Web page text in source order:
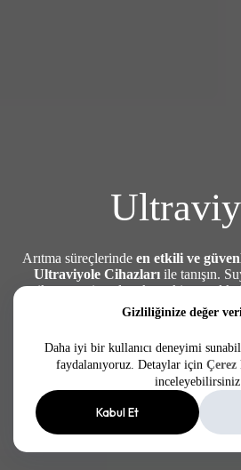
Gizliliğinize değer
Daha iyi bir kullanıcı deneyimi
faydalanıyoruz. Detaylar için Çerez
Kabul Et
Arıtma süreçlerinde en etkili ve
Ultraviyole Cihazları ile tanışın.
mikroorganizmalara karşı kimyasal
sunuyoruz.
Keşfet